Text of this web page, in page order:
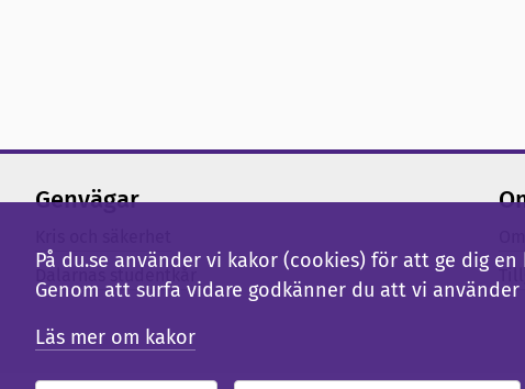
Genvägar
På du.se använder vi kakor (cookies) för att ge dig
Genom att surfa vidare godkänner du att vi använder
Läs mer om kakor